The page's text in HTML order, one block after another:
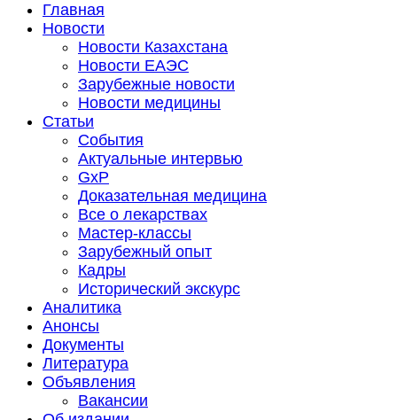
Главная
Новости
Новости Казахстана
Новости ЕАЭС
Зарубежные новости
Новости медицины
Статьи
События
Актуальные интервью
GxP
Доказательная медицина
Все о лекарствах
Мастер-классы
Зарубежный опыт
Кадры
Исторический экскурс
Аналитика
Анонсы
Документы
Литература
Объявления
Вакансии